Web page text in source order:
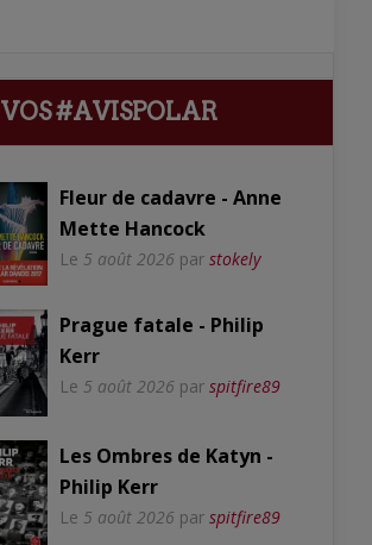
VOS #AVISPOLAR
Fleur de cadavre - Anne
Mette Hancock
Le 5 août 2026 par stokely
Prague fatale - Philip
Kerr
Le 5 août 2026 par spitfire89
Les Ombres de Katyn -
Philip Kerr
Le 5 août 2026 par spitfire89